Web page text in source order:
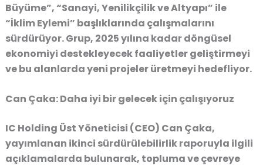
Büyüme”, “Sanayi, Yenilikçilik ve Altyapı” ile
“İklim Eylemi” başlıklarında çalışmalarını
sürdürüyor. Grup, 2025 yılına kadar döngüsel
ekonomiyi destekleyecek faaliyetler geliştirmeyi
ve bu alanlarda yeni projeler üretmeyi hedefliyor.
Can Çaka: Daha iyi bir gelecek için çalışıyoruz
IC Holding Üst Yöneticisi (CEO) Can Çaka,
yayımlanan ikinci sürdürülebilirlik raporuyla ilgili
açıklamalarda bulunarak, topluma ve çevreye